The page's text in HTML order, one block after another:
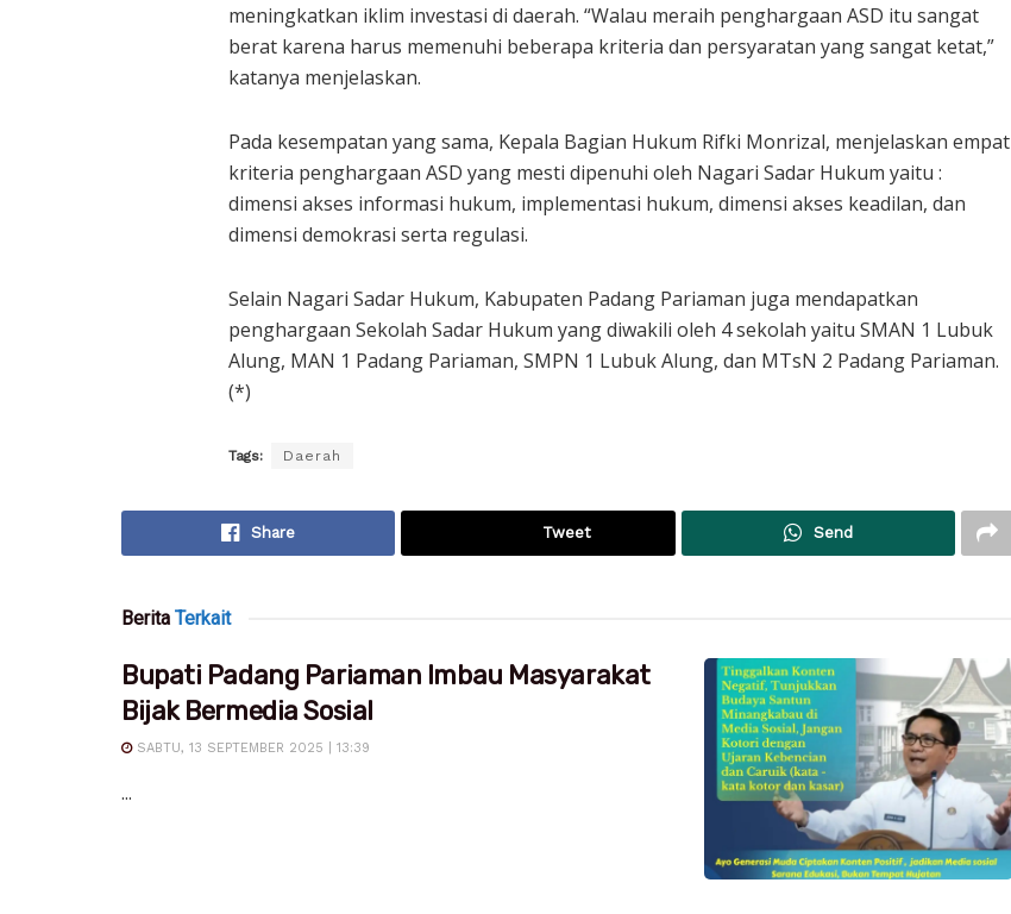
meningkatkan iklim investasi di daerah. “Walau meraih penghargaan ASD itu sangat
berat karena harus memenuhi beberapa kriteria dan persyaratan yang sangat ketat,”
katanya menjelaskan.
Pada kesempatan yang sama, Kepala Bagian Hukum Rifki Monrizal, menjelaskan empat
kriteria penghargaan ASD yang mesti dipenuhi oleh Nagari Sadar Hukum yaitu :
dimensi akses informasi hukum, implementasi hukum, dimensi akses keadilan, dan
dimensi demokrasi serta regulasi.
Selain Nagari Sadar Hukum, Kabupaten Padang Pariaman juga mendapatkan
penghargaan Sekolah Sadar Hukum yang diwakili oleh 4 sekolah yaitu SMAN 1 Lubuk
Alung, MAN 1 Padang Pariaman, SMPN 1 Lubuk Alung, dan MTsN 2 Padang Pariaman.
(*)
Tags: Daerah
Share Tweet Send
Berita Terkait
Bupati Padang Pariaman Imbau Masyarakat
Bijak Bermedia Sosial
SABTU, 13 SEPTEMBER 2025 | 13:39
...